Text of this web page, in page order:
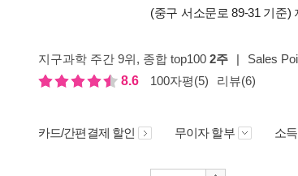
(중구 서소문로 89-31 기준)
지구과학 주간 9위, 종합 top100 2주 | Sales
8.6
100자평(5) 리뷰(6)
카드/간편결제 할인 무이자 할부 소